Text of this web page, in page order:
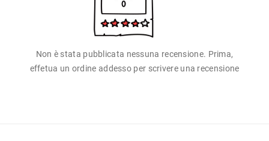
Non è stata pubblicata nessuna recensione. Prima,
effetua un ordine addesso per scrivere una recensione